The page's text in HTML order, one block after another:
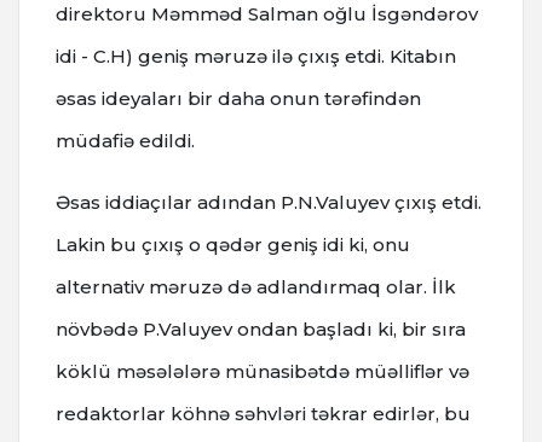
direktoru Məmməd Salman oğlu İsgəndərov
idi - C.H) geniş məruzə ilə çıxış etdi. Kitabın
əsas ideyaları bir daha onun tərəfindən
müdafiə edildi.
Əsas iddiaçılar adından P.N.Valuyev çıxış etdi.
Lakin bu çıxış o qədər geniş idi ki, onu
alternativ məruzə də adlandırmaq olar. İlk
növbədə P.Valuyev ondan başladı ki, bir sıra
köklü məsələlərə münasibətdə müəlliflər və
redaktorlar köhnə səhvləri təkrar edirlər, bu